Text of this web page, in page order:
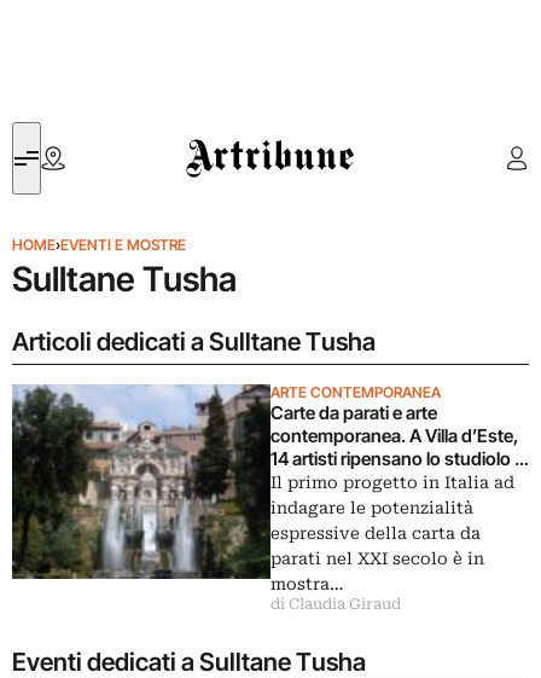
Artribune
HOME›EVENTI E MOSTRE
Sulltane Tusha
Articoli dedicati a Sulltane Tusha
ARTE CONTEMPORANEA
Carte da parati e arte
contemporanea. A Villa d’Este,
14 artisti ripensano lo studiolo di
Liszt
Il primo progetto in Italia ad
indagare le potenzialità
espressive della carta da
parati nel XXI secolo è in
mostra…
di Claudia Giraud
Eventi dedicati a Sulltane Tusha